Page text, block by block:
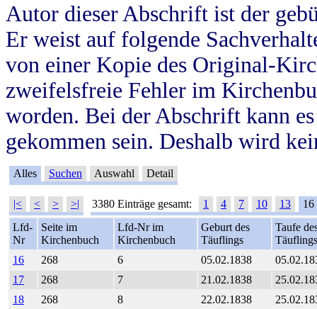
Autor dieser Abschrift ist der
Er weist auf folgende
von einer Kopie des Original-
zweifelsfreie Fehler im
worden. Bei der Abschrift kann
gekommen sein. Deshalb wird
Alles Suchen Auswahl Detail
|< < > >| 3380 Einträge gesamt: 1 4 7 10 13
16
Lfd-
Nr
Seite im
Kirchenbuch
Lfd-Nr im
Kirchenbuch
Geburt des
Täuflings
Taufe
Täuflings
16
268 6 05.02.1838
17
268 7 21.02.1838
18
268 8 22.02.1838